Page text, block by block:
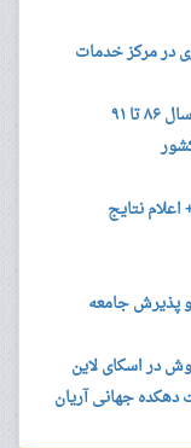
در مرکز خدمات
۹۱
پذیرش جامعه
جهانی آریان